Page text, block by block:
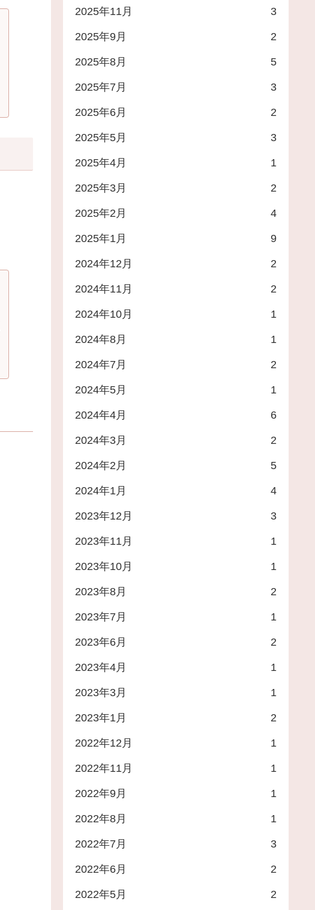
2025年11月 3
2025年9月 2
2025年8月 5
2025年7月 3
2025年6月 2
2025年5月 3
2025年4月 1
2025年3月 2
2025年2月 4
2025年1月 9
2024年12月 2
2024年11月 2
2024年10月 1
2024年8月 1
2024年7月 2
2024年5月 1
2024年4月 6
2024年3月 2
2024年2月 5
2024年1月 4
2023年12月 3
2023年11月 1
2023年10月 1
2023年8月 2
2023年7月 1
2023年6月 2
2023年4月 1
2023年3月 1
2023年1月 2
2022年12月 1
2022年11月 1
2022年9月 1
2022年8月 1
2022年7月 3
2022年6月 2
2022年5月 2